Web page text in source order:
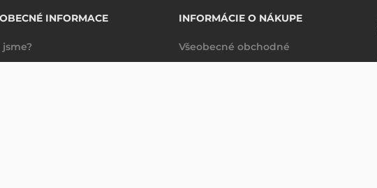
INFORMACE
jsme?
INFORMÁCIE O NÁKUPE
Všeobecné obchodné